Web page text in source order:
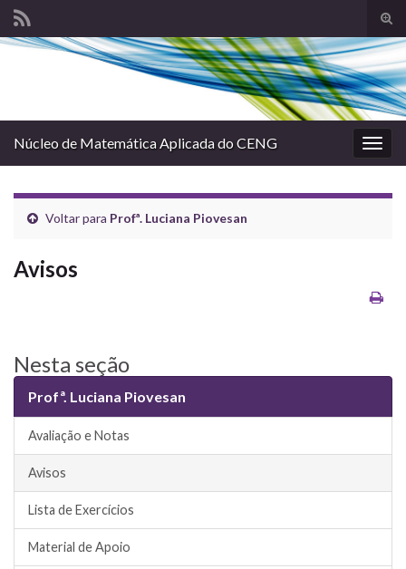
de
Search for:
Núcleo de Matemática Aplicada do CENG
Voltar para Profª. Luciana Piovesan
Avisos
Nesta seção
Profª. Luciana Piovesan
Avaliação e Notas
Avisos
Lista de Exercícios
Material de Apoio